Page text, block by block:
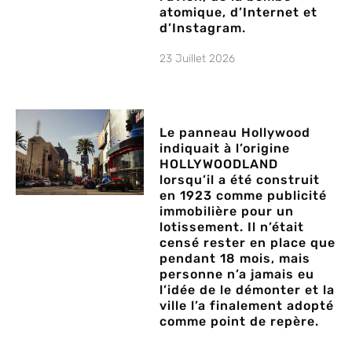
atomique, d’Internet et
d’Instagram.
23 Juillet 2026
Le panneau Hollywood
indiquait à l’origine
HOLLYWOODLAND
lorsqu’il a été construit
en 1923 comme publicité
immobilière pour un
lotissement. Il n’était
censé rester en place que
pendant 18 mois, mais
personne n’a jamais eu
l’idée de le démonter et la
ville l’a finalement adopté
comme point de repère.